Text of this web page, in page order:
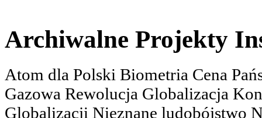
Archiwalne Projekty
Atom dla Polski Biometria Cena
Gazowa Rewolucja Globalizacja
Globalizacji Nieznane ludobójstwo